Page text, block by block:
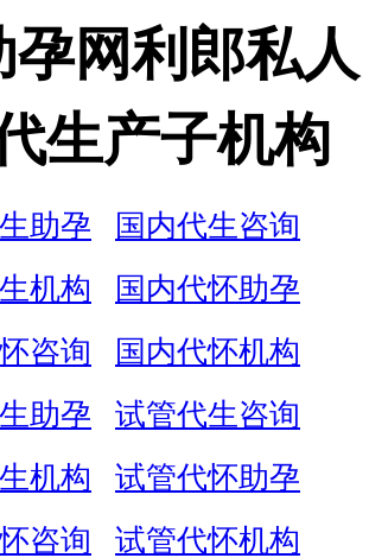
孕网利郎私人
生产子机构
助孕
国内代生咨询
机构
国内代怀助孕
咨询
国内代怀机构
助孕
试管代生咨询
机构
试管代怀助孕
咨询
试管代怀机构